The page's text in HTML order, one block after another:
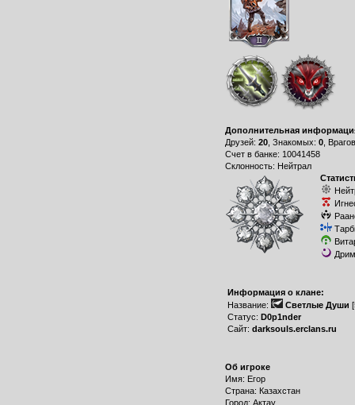
Дополнительная
Друзей: 20, Знакомых: 0,
Счет в банке: 10041458
Склонность: Нейтрал
Информация о клане:
Название:
Светлые Души
Статус: D0p1nder
Сайт: darksouls.erclans.ru
Об игроке
Имя: Егор
Страна: Казахстан
Город: Актау